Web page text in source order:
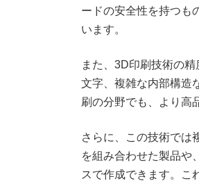
ードの安全性を持つも
います。
また、3D印刷技術の
文字、複雑な内部構造
刷の分野でも、より高
さらに、この技術では
を組み合わせた製品や
スで作成できます。こ